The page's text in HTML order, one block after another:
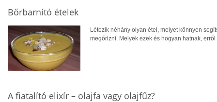
Bőrbarnító ételek
Létezik néhány olyan étel, melyet könnyen
megőrizni. Melyek ezek és hogyan hatnak,
A fiatalító elixír – olajfa vagy olajfűz?